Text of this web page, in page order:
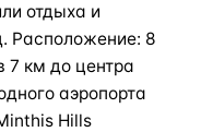
отдыха и
Расположение: 8
7 км до центра
аэропорта
Hills